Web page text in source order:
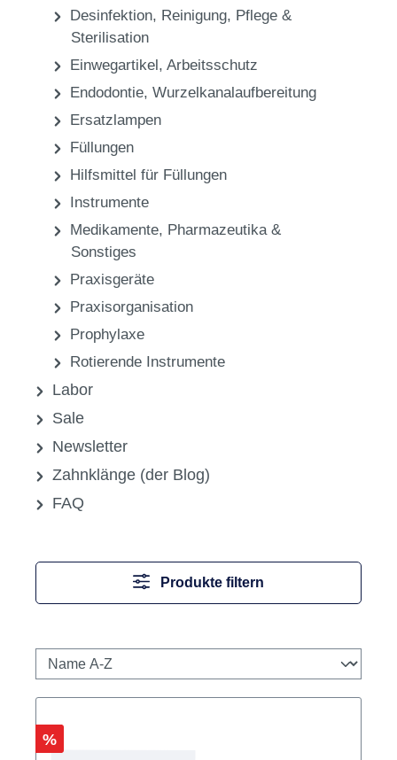
Praxis
Abformmaterialien
Thermoplastische Abformmassen
Praxis
Desinfektion, Reinigung, Pflege &
Einwegartikel, Arbeitsschutz
Endodontie, Wurzelkanalaufbereitung
Ersatzlampen
Füllungen
Hilfsmittel für Füllungen
Instrumente
Medikamente, Pharmazeutika &
Praxisorganisation
Prophylaxe
Sale
Zahnklänge (der Blog)
FAQ